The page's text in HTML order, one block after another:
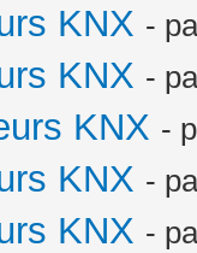
KNX -
KNX -
KNX -
KNX -
KNX -